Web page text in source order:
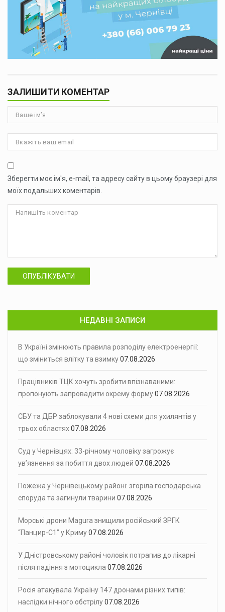
ЗАЛИШИТИ КОМЕНТАР
Зберегти моє ім'я, e-mail, та адресу сайту в цьому браузері для
моїх подальших коментарів.
ОПУБЛІКУВАТИ
НЕДАВНІ ЗАПИСИ
В Україні змінюють правила розподілу електроенергії:
що зміниться влітку та взимку07.08.2026
Працівників ТЦК хочуть зробити впізнаваними:
пропонують запровадити окрему форму07.08.2026
СБУ та ДБР заблокували 4 нові схеми для ухилянтів у
трьох областях07.08.2026
Суд у Чернівцях: 33-річному чоловіку загрожує
ув’язнення за побиття двох людей 07.08.2026
Пожежа у Чернівецькому районі: згоріла господарська
споруда та загинули тварини 07.08.2026
Морські дрони Magura знищили російський ЗРГК
“Панцир-С1” у Криму07.08.2026
У Дністровському районі чоловік потрапив до лікарні
після падіння з мотоцикла 07.08.2026
Росія атакувала Україну 147 дронами різних типів:
наслідки нічного обстрілу07.08.2026